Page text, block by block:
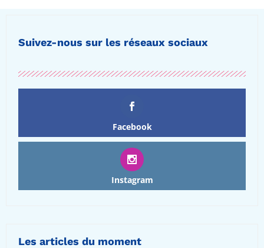
Suivez-nous sur les réseaux sociaux
Facebook
Instagram
Les articles du moment